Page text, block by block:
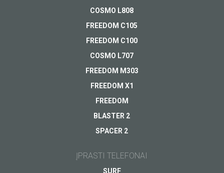
išmaniajame
Jūsų el.pašto adresas*
COSMO L808
FREEDOM C105
FREEDOM C100
COSMO L707
FREEDOM M303
FREEDOM X1
FREEDOM
BLASTER 2
SPACER 2
ĮPRASTI TELEFONAI
SURF